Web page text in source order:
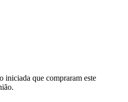
iniciada que compraram este